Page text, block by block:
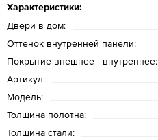
Характеристики:
Двери в дом:
Оттенок внутренней панели:
Покрытие внешнее - внутреннее:
Артикул:
Модель:
Толщина полотна:
Толщина стали: